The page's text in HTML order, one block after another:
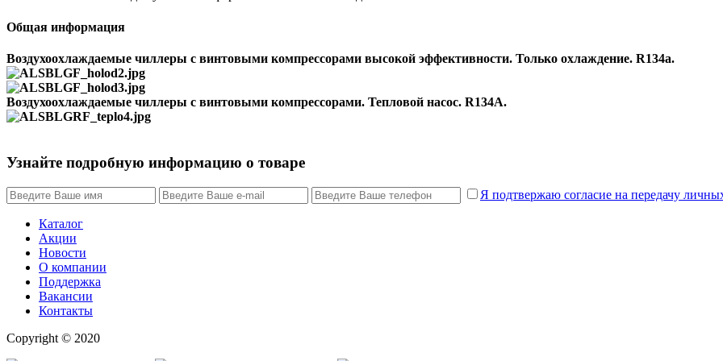
Общая информация
Воздухоохлаждаемые чиллеры с винтовыми компрессорами высокой эффективности. Только охлаждение. R134а.
Воздухоохлаждаемые чиллеры с винтовыми компрессорами. Тепловой насос. R134А.
Узнайте подробную информацию о товаре
Я подтвержаю согласие на передачу
Каталог
Акции
Новости
О компании
Поддержка
Вакансии
Контакты
Copyright © 2020